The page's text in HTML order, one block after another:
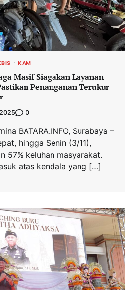
KAM
Masif Siagakan Layanan
Penanganan Terukur
0
BATARA.INFO, Surabaya –
hingga Senin (3/11),
57% keluhan masyarakat.
atas kendala yang […]